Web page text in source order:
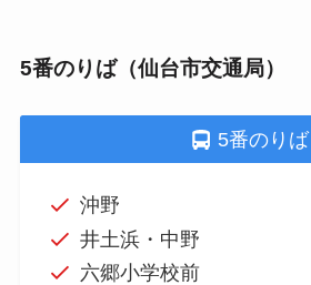
5番のりば（仙台市交通局）
5番のりば
沖野
井土浜・中野
六郷小学校前